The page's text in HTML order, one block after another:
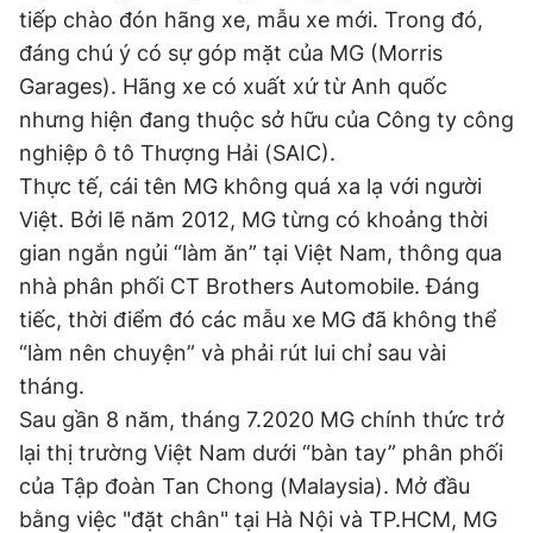
Đọc Thanh Niên trên điện thoại
Theo dõi báo trên
Hotline
0906 645 777
Liên hệ quảng cáo
0908 780 404
Đặt báo
Tổng biên tập: Nguyễn Ngọc Toàn
Phó tổng biên tập thường trực: Hải Thành
Phó tổng biên tập: Lâm Hiếu Dũng
Phó tổng biên tập: Trần Việt Hưng
Tổng thư ký tòa soạn: Đức Trung
tiếp chào đón hãng xe, mẫu xe mới. Trong đó,
đáng chú ý có sự góp mặt của MG (Morris
Garages). Hãng xe có xuất xứ từ Anh quốc
nhưng hiện đang thuộc sở hữu của Công ty công
nghiệp ô tô Thượng Hải (SAIC).
Thực tế, cái tên MG không quá xa lạ với người
Việt. Bởi lẽ năm 2012, MG từng có khoảng thời
gian ngắn ngủi “làm ăn” tại Việt Nam, thông qua
nhà phân phối CT Brothers Automobile. Đáng
tiếc, thời điểm đó các mẫu xe MG đã không thể
“làm nên chuyện” và phải rút lui chỉ sau vài
tháng.
Sau gần 8 năm, tháng 7.2020 MG chính thức trở
lại thị trường Việt Nam dưới “bàn tay” phân phối
của Tập đoàn Tan Chong (Malaysia). Mở đầu
bằng việc "đặt chân" tại Hà Nội và TP.HCM, MG